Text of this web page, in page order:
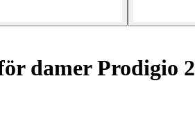
damer Prodigio 2